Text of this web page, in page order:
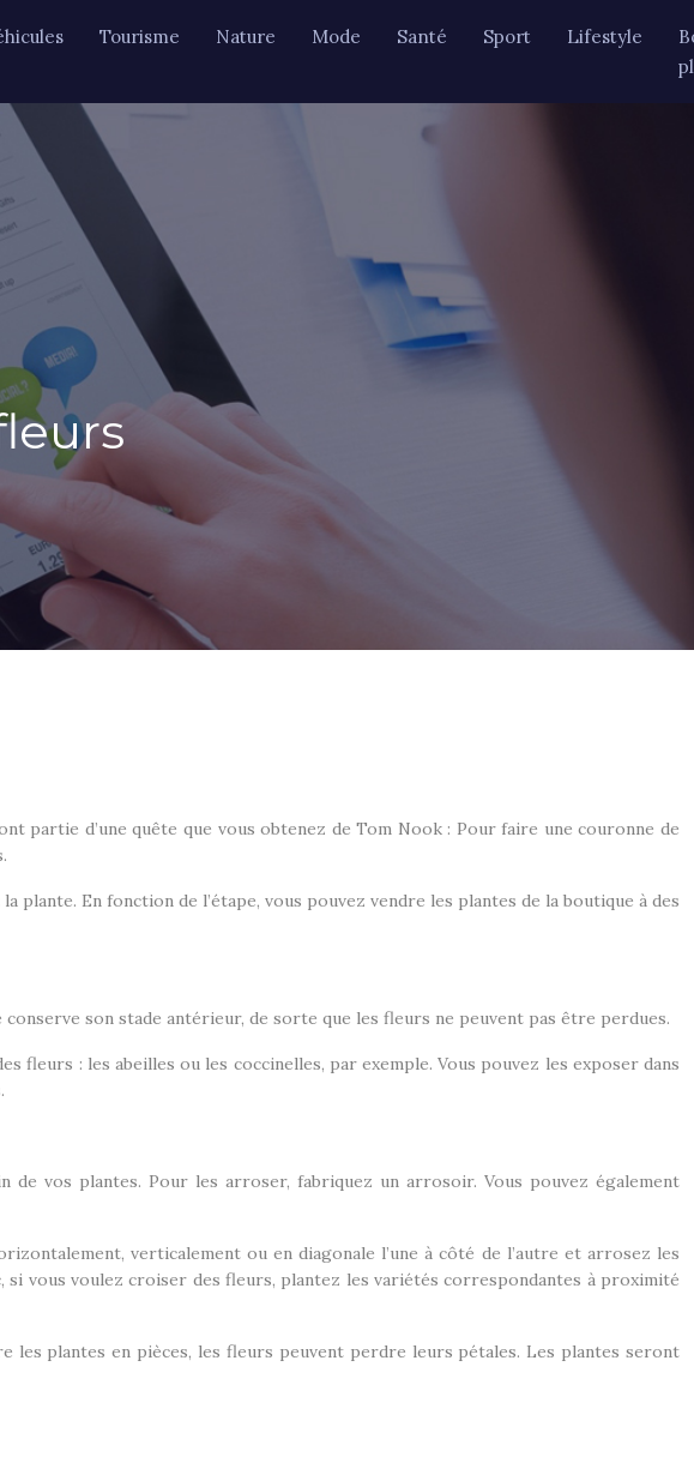
Tourisme Nature Mode Santé Sport Lifestyle
partie d’une quête que vous obtenez de Tom Nook : Pour faire une couronne de
En fonction de l’étape, vous pouvez vendre les plantes de la boutique à des
son stade antérieur, de sorte que les fleurs ne peuvent pas être perdues.
: les abeilles ou les coccinelles, par exemple. Vous pouvez les exposer dans
vos plantes. Pour les arroser, fabriquez un arrosoir. Vous pouvez également
verticalement ou en diagonale l’une à côté de l’autre et arrosez les
vous voulez croiser des fleurs, plantez les variétés correspondantes à proximité
plantes en pièces, les fleurs peuvent perdre leurs pétales. Les plantes seront